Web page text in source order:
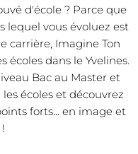
d'école ? Parce que
lequel vous évoluez est
carrière, Imagine Ton
écoles dans le Yvelines.
Bac au Master et
écoles et découvrez
forts... en image et